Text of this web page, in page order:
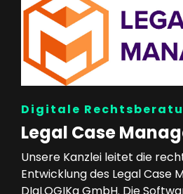
Digitale
Legal Case
Unsere Kanzlei leitet die
Entwicklung des Legal Case